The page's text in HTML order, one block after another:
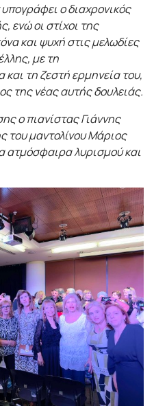
ο διαχρονικός
ενώ οι στίχοι της
και ψυχή στις μελωδίες
με τη
τη ζεστή ερμηνεία του,
της νέας αυτής δουλειάς.
ο πιανίστας Γιάννης
του μαντολίνου Μάριος
ατμόσφαιρα λυρισμού και